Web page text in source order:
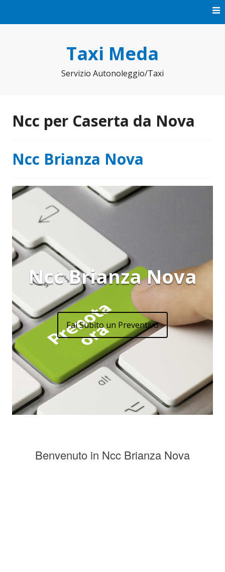
Taxi Meda
Servizio Autonoleggio/Taxi
Ncc per Caserta da Nova
Ncc Brianza Nova
Ncc Brianza Nova
Fai Subito un Preventivo
Benvenuto in Ncc Brianza Nova